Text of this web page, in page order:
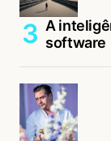
A
software